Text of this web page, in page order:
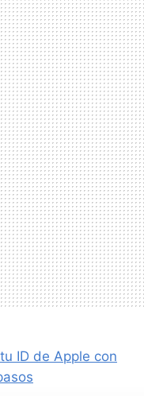
ID de Apple con